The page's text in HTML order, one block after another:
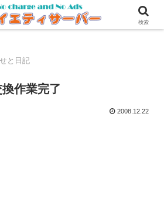
告で使えるレンタルサーバー
と日記
作業完了
2008.12.22
検索